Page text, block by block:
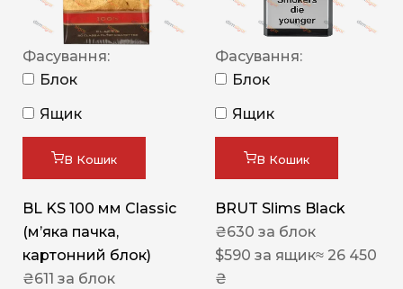
Фасування:
Блок
Ящик
В Кошик
BL KS 100 мм Classic
(м’яка пачка,
картонний блок)
₴611 за блок
Фасування:
Блок
Ящик
В Кошик
BRUT Slims Black
₴630 за блок
$590 за ящик≈ 26 450
₴